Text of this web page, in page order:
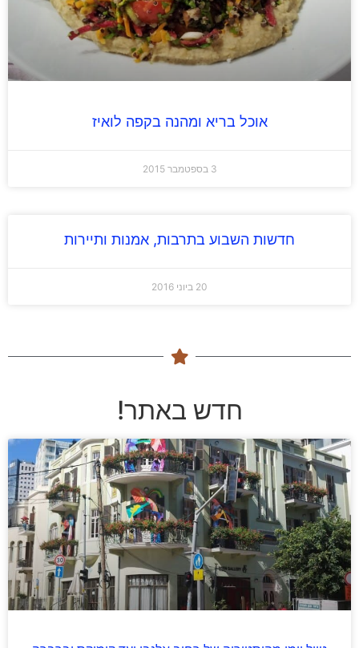
אוכל בריא ומהנה בקפה לואיז
חדשות השבוע בתרבות, אמנות ותיירות
חדש באתר!